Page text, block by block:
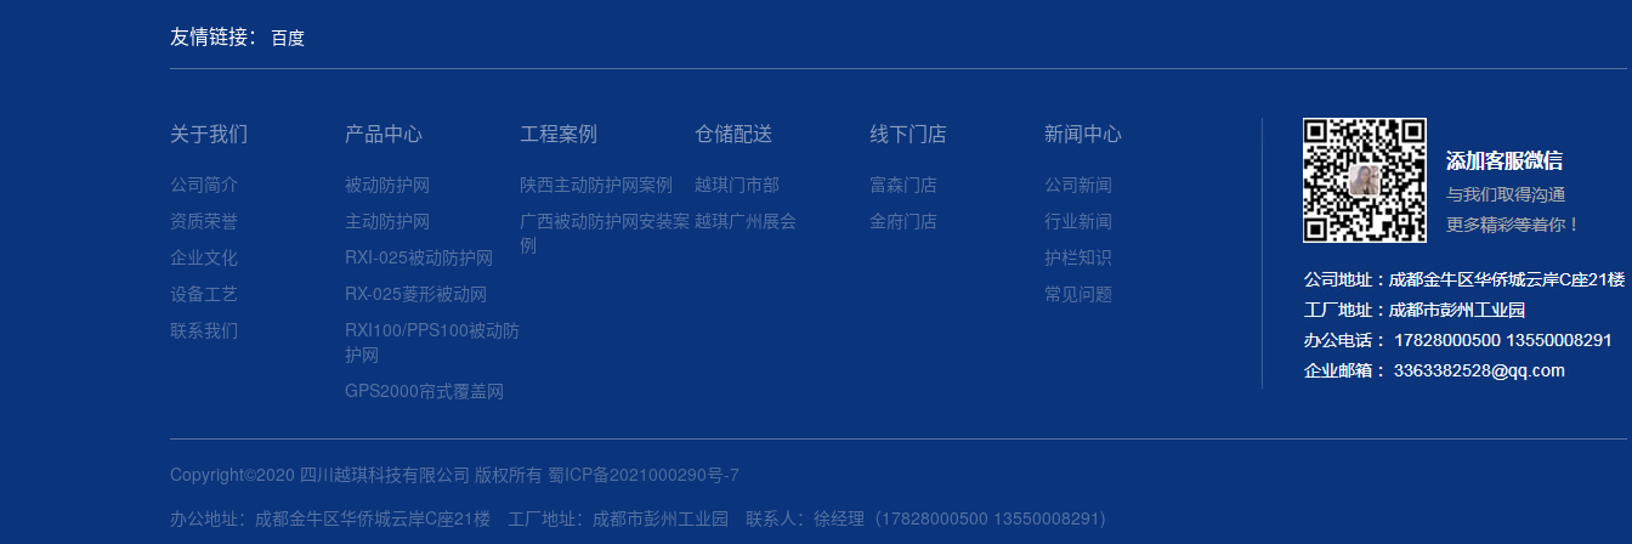
友情链接： 百度
关于我们
公司简介
资质荣誉
企业文化
设备工艺
联系我们
产品中心
被动防护网
主动防护网
RXI-025被动防护网
RX-025菱形被动网
RXI100/PPS100被动防
护网
GPS2000帘式覆盖网
工程案例
陕西主动防护网案例
广西被动防护网安装案
例
仓储配送
越琪门市部
越琪广州展会
线下门店
富森门店
金府门店
新闻中心
公司新闻
行业新闻
护栏知识
常见问题
Copyright©2020 四川越琪科技有限公司 版权所有 蜀ICP备2021000290号-7
办公地址：成都金牛区华侨城云岸C座21楼 工厂地址：成都市彭州工业园 联系人：徐经理（17828000500 13550008291)